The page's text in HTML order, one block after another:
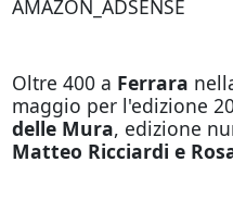
AMAZON_ADSENSE
Oltre 400 a Ferrara
maggio per l'edizione
delle Mura, edizione
Matteo Ricciardi e